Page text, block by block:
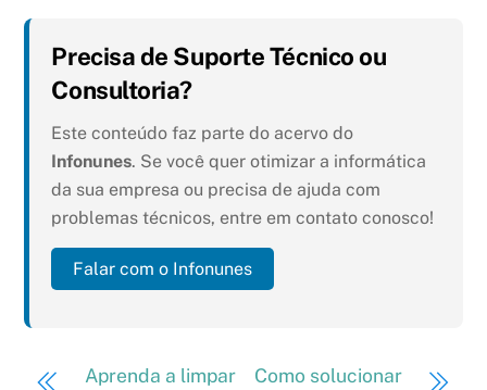
Precisa de Suporte Técnico ou
Consultoria?
Este conteúdo faz parte do acervo do
Infonunes. Se você quer otimizar a informática
da sua empresa ou precisa de ajuda com
problemas técnicos, entre em contato conosco!
Falar com o Infonunes
Aprenda a limpar
Como solucionar